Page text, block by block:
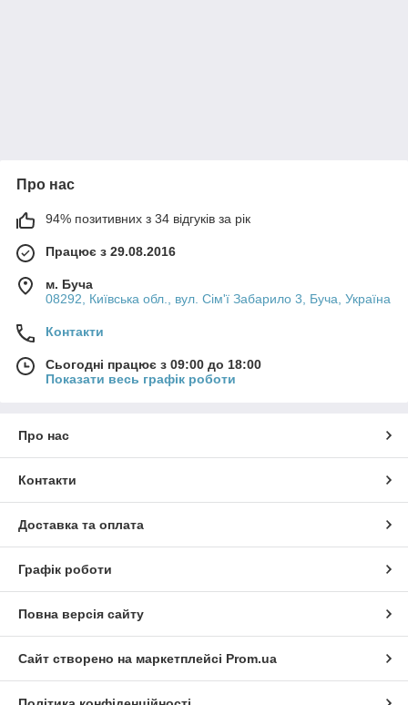
Про нас
94% позитивних з 34 відгуків за рік
Працює з 29.08.2016
м. Буча
08292, Київська обл., вул. Сім'ї Забарило 3, Буча, Україна
Контакти
Сьогодні працює з 09:00 до 18:00
Показати весь графік роботи
Про нас
Контакти
Доставка та оплата
Графік роботи
Повна версія сайту
Сайт створено на маркетплейсі Prom.ua